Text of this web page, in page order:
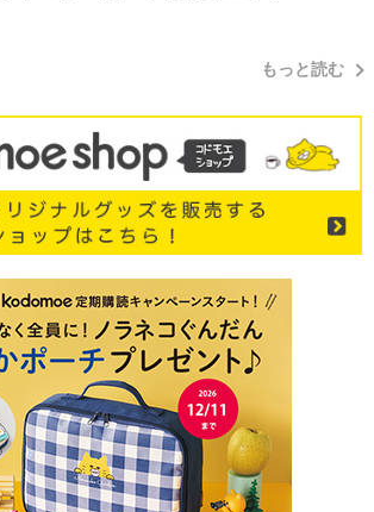
もっと読む